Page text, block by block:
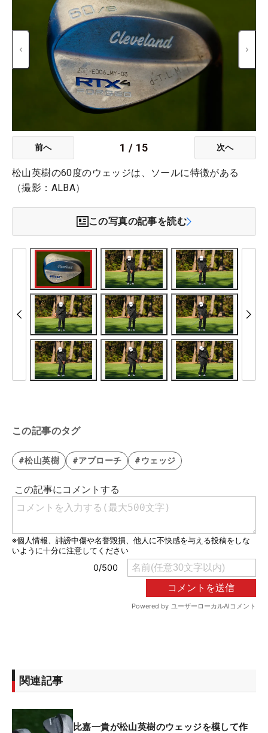
前へ 1 / 15 次へ
松山英樹の60度のウェッジは、ソールに特徴がある
（撮影：ALBA）
この写真の記事を読む
この記事のタグ
#松山英樹 #アプローチ #ウェッジ
関連記事
比嘉一貴が松山英樹のウェッジを模して作